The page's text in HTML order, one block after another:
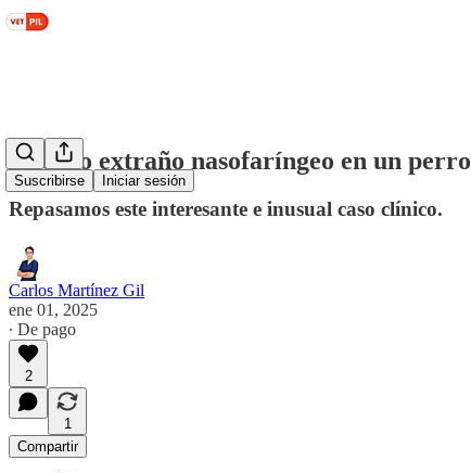
Suscribirse Iniciar sesión
Cuerpo extraño nasofaríngeo en un perro
Repasamos este interesante e inusual caso clínico.
Carlos Martínez Gil
ene 01, 2025
∙ De pago
2
1
Compartir